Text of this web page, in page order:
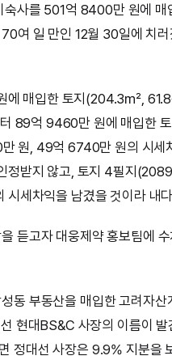
숙사를 501억 8400만 원에
여 일 만인 12월 30일에 치
에 매입한 토지(204.3㎡,
터 89억 9460만 원에 매입
원, 49억 6740만 원의 시세
정받지 않고, 토지 4필지
시세차익을 남겼을 것이라 내
듣고자 대웅제약 홍보팀에
동 부동산을 매입한 고려자
현대BS&C 사장의 이름이
정대선 사장은 9.9% 지분을